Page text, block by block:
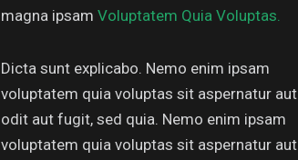
magna ipsam Voluptatem Quia Voluptas.
Dicta sunt explicabo. Nemo enim ipsam
voluptatem quia voluptas sit aspernatur aut
odit aut fugit, sed quia. Nemo enim ipsam
voluptatem quia voluptas sit aspernatur aut